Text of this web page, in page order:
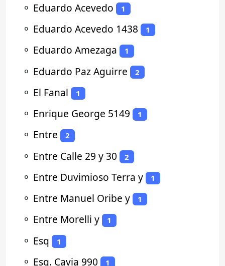
⚬ Eduardo Acevedo 1
⚬ Eduardo Acevedo 1438 1
⚬ Eduardo Amezaga 1
⚬ Eduardo Paz Aguirre 2
⚬ El Fanal 1
⚬ Enrique George 5149 1
⚬ Entre 2
⚬ Entre Calle 29 y 30 2
⚬ Entre Duvimioso Terra y 1
⚬ Entre Manuel Oribe y 1
⚬ Entre Morelli y 1
⚬ Esq 1
⚬ Esq. Cavia 990 1